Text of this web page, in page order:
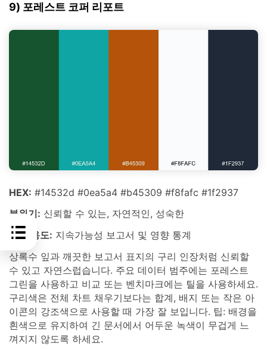
9) 포레스트 코퍼 리포트
HEX: #14532d #0ea5a4 #b45309 #f8fafc #1f2937
분위기: 신뢰할 수 있는, 자연적인, 성숙한
최적 용도: 지속가능성 보고서 및 영향 통계
상록수 잎과 깨끗한 보고서 표지의 구리 인장처럼 신뢰할
수 있고 자연스럽습니다. 주요 데이터 범주에는 포레스트
그린을 사용하고 비교 또는 벤치마크에는 틸을 사용하세요.
구리색은 전체 차트 채우기보다는 합계, 배지 또는 작은 아
이콘의 강조색으로 사용할 때 가장 잘 보입니다. 팁: 배경을
흰색으로 유지하여 긴 문서에서 어두운 녹색이 무겁게 느
껴지지 않도록 하세요.